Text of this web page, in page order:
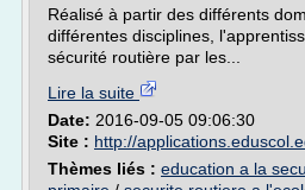
Réalisé à partir des différents
différentes disciplines,
sécurité routière par les...
Lire la suite
Date: 2016-09-05 09:06:30
Site : http://
Thèmes liés : education a la